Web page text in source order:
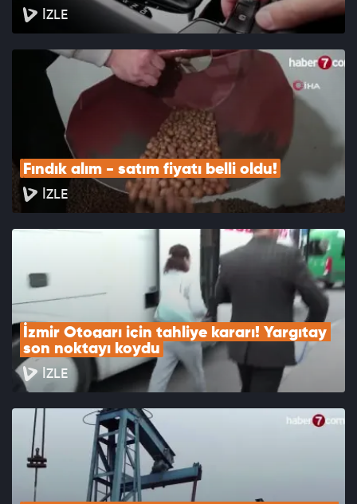
İZLE
Fındık alım - satım fiyatı belli oldu!
İZLE
İzmir Otogarı için tahliye kararı! Yargıtay
son noktayı koydu
İZLE